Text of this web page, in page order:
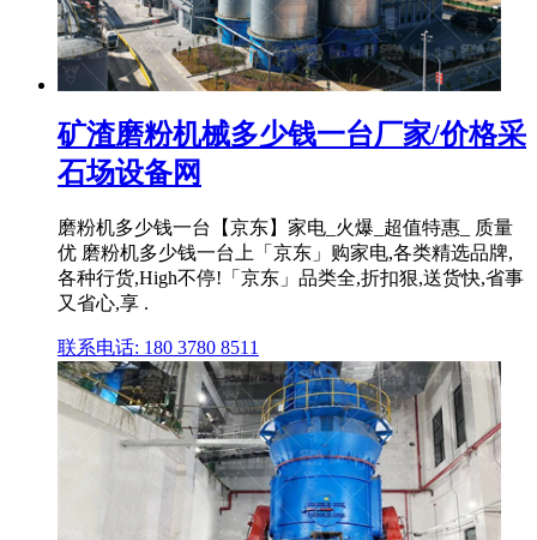
矿渣磨粉机械多少钱一台厂家/价格采
石场设备网
磨粉机多少钱一台【京东】家电_火爆_超值特惠_ 质量
优 磨粉机多少钱一台上「京东」购家电,各类精选品牌,
各种行货,High不停!「京东」品类全,折扣狠,送货快,省事
又省心,享 .
联系电话: 180 3780 8511